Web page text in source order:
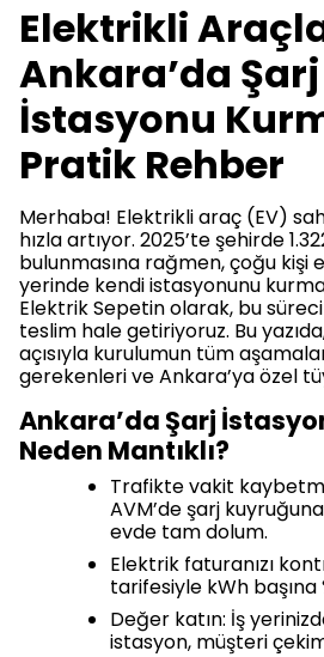
Elektrikli
Ankara’da Şarj
İstasyonu
Pratik Rehber
Merhaba! Elektrikli araç (EV)
hızla artıyor. 2025’te şehirde
bulunmasına rağmen, çoğu kişi
yerinde kendi istasyonunu
Elektrik Sepetin olarak, bu
teslim hale getiriyoruz. Bu
açısıyla kurulumun tüm
gerekenleri ve Ankara’ya özel
Ankara’da Şarj
Neden Mantıklı?
Trafikte vakit
AVM’de şarj
evde tam dolum.
Elektrik faturanızı
tarifesiyle kWh başına
Değer katın: İş
istasyon, müşteri